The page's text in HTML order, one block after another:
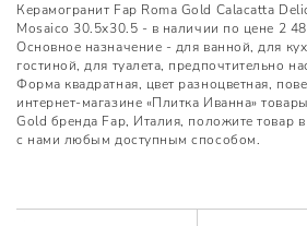
Керамогранит Fap Roma Gold Calacatta
Mosaico 30.5x30.5 - в наличии по цене 2
Основное назначение - для ванной, для
гостиной, для туалета, предпочтительно
Форма квадратная, цвет разноцветная,
интернет-магазине «Плитка Иванна»
Gold бренда Fap, Италия, положите товар
с нами любым доступным способом.